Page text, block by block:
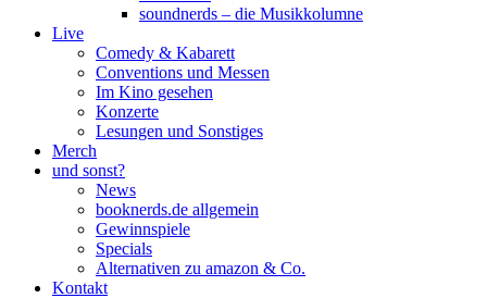
soundnerds – die Musikkolumne
Live
Comedy & Kabarett
Conventions und Messen
Im Kino gesehen
Konzerte
Lesungen und Sonstiges
Merch
und sonst?
News
booknerds.de allgemein
Gewinnspiele
Specials
Alternativen zu amazon & Co.
Kontakt